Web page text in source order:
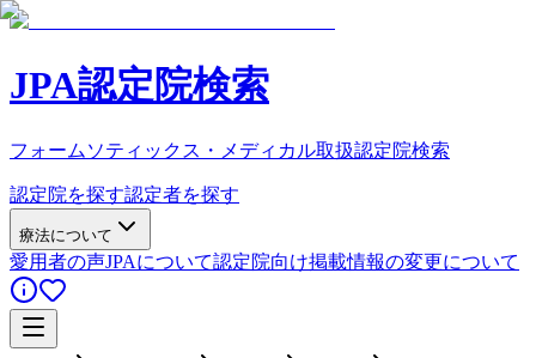
JPA認定院検索
フォームソティックス・メディカル取扱認定院検索
認定院を探す認定者を探す
療法について
愛用者の声JPAについて認定院向け掲載情報の変更について